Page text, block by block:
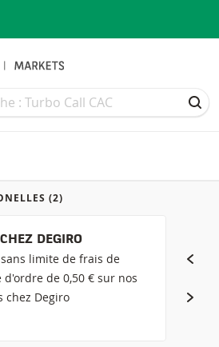
sur le site
(2)
DEGIRO
limite de frais de
d'ordre de 0,50 € sur nos
chez Degiro